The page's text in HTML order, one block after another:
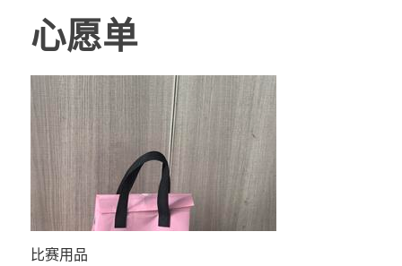
心愿单
比赛用品